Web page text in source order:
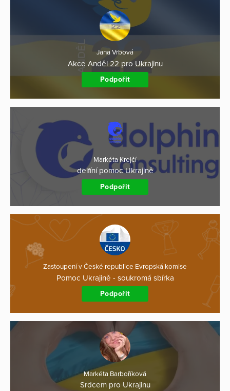
Jana Vrbová
Akce Anděl 22 pro Ukrajinu
Podpořit
Markéta Krejčí
delfíní pomoc Ukrajině
Podpořit
Zastoupení v České republice Evropská komise
Pomoc Ukrajině - soukromá sbírka
Podpořit
Markéta Barboříková
Srdcem pro Ukrajinu